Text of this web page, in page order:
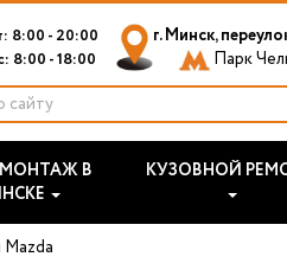
8:00 - 20:00
8:00 - 18:00
г. Минск,
Парк
В
КУЗОВНОЙ